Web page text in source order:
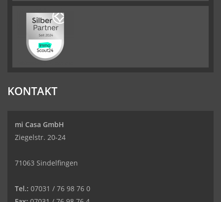
KONTAKT
mi Casa GmbH
Ziegelstr. 20-24
71063 Sindelfingen
Tel.: 07031 / 76 98 76 0